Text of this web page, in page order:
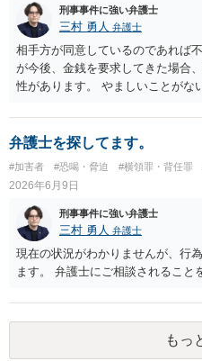
ません。刑事事件に強い弁護士
三村 勇人 弁護士
相手方が同意しているのであれば
が今後、金銭を要求してきた場合
性があります。 やましいことがな
弁護士を探してます。
#加害者 #恐喝・脅迫 #横領罪・背任罪
2026年6月9日
刑事事件に強い弁護士
三村 勇人 弁護士
現在の状況がわかりませんが、行
ます。 弁護士にご相談されること
もっ